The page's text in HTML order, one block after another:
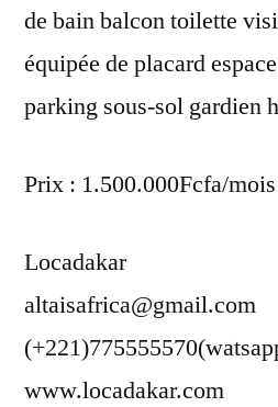
de bain balcon toilette
équipée de placard
parking sous-sol gardien
Prix : 1.500.000Fcfa/mois
Locadakar
altaisafrica@gmail.com
www.locadakar.com